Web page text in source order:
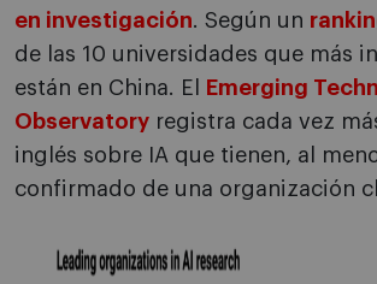
en investigación. Según un
de las 10 universidades que más
están en China. El
Emerging
Observatory registra cada vez
inglés sobre IA que tienen, al
confirmado de una organización